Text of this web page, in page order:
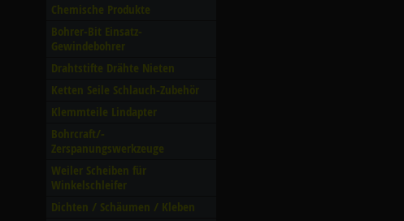
Chemische Produkte
Bohrer-Bit Einsatz-
Gewindebohrer
Drahtstifte Drähte Nieten
Ketten Seile Schlauch-Zubehör
Klemmteile Lindapter
Bohrcraft/­
Zerspanungswerkzeuge
Weiler Scheiben für
Winkelschleifer
Dichten /­ Schäumen /­ Kleben